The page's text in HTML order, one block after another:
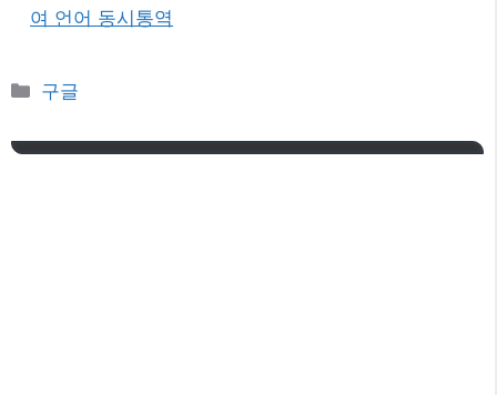
여 언어 동시통역
카
고
구글